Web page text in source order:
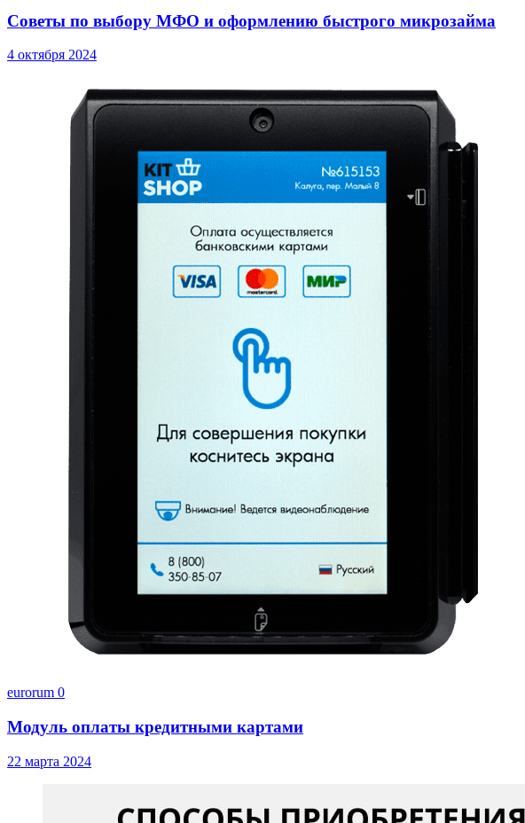
Советы по выбору МФО и оформлению быстрого микрозайма
4 октября 2024
eurorum 0
Модуль оплаты кредитными картами
22 марта 2024